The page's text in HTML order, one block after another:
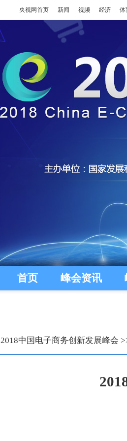
央视网首页 新闻 视频 经济 体
首页 峰会资讯
2018中国电子商务创新发展峰会